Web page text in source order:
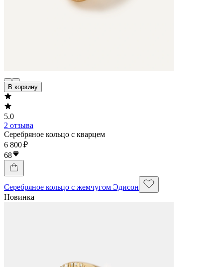
В корзину
5.0
2 отзыва
Серебряное кольцо с кварцем
6 800 ₽
68
Серебряное кольцо с жемчугом Эдисон
Новинка